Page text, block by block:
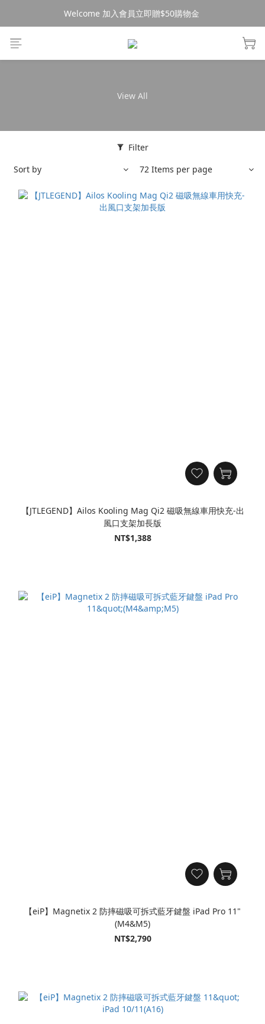
消費$490超商免運🚚
Welcome 加入會員立即贈$50購物金
消費$490超商免運🚚
View All
Filter
Sort by
72 Items per page
【JTLEGEND】Ailos Kooling Mag Qi2 磁吸無線車用快充-出
風口支架加長版
NT$1,388
【eiP】Magnetix 2 防摔磁吸可拆式藍牙鍵盤 iPad Pro 11"
(M4&M5)
NT$2,790